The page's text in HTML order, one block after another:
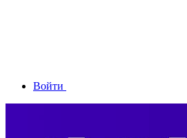
Войти